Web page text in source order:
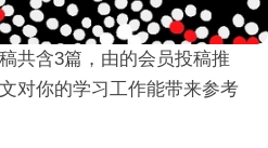
共含3篇，由的会员投稿推
对你的学习工作能带来参考